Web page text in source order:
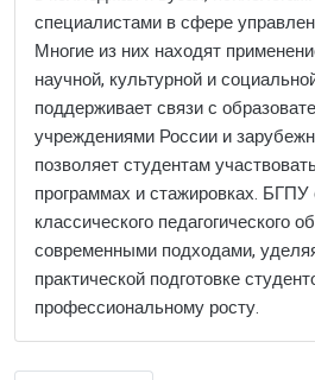
специалистами в сфере
Многие из них находят
научной, культурной и
поддерживает связи с
учреждениями России и
позволяет студентам
программах и стажировках. БГПУ
классического педагогического
современными подходами,
практической подготовке
профессиональному росту.